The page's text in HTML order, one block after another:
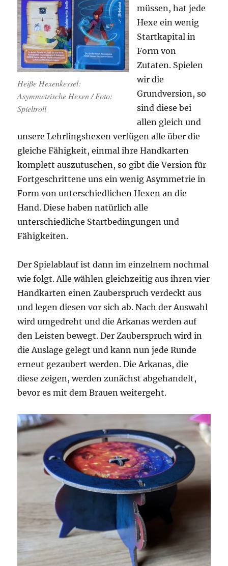
Heiße Hexenkessel:
Asymmetrische Hexen / Foto:
Spieltroll
müssen, hat jede
Hexe ein wenig
Startkapital in
Form von
Zutaten. Spielen
wir die
Grundversion, so
sind diese bei
allen gleich und
unsere Lehrlingshexen verfügen alle über die
gleiche Fähigkeit, einmal ihre Handkarten
komplett auszutuschen, so gibt die Version für
Fortgeschrittene uns ein wenig Asymmetrie in
Form von unterschiedlichen Hexen an die
Hand. Diese haben natürlich alle
unterschiedliche Startbedingungen und
Fähigkeiten.
Der Spielablauf ist dann im einzelnem nochmal
wie folgt. Alle wählen gleichzeitig aus ihren vier
Handkarten einen Zauberspruch verdeckt aus
und legen diesen vor sich ab. Nach der Auswahl
wird umgedreht und die Arkanas werden auf
den Leisten bewegt. Der Zauberspruch wird in
die Auslage gelegt und kann nun jede Runde
erneut gezaubert werden. Die Arkanas, die
diese zeigen, werden zunächst abgehandelt,
bevor es mit dem Brauen weitergeht.